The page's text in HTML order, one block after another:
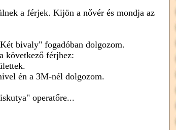
a férjek. Kijön a nővér és mondja az
bivaly" fogadóban dolgozom.
következő férjhez:
én a 3M-nél dolgozom.
operatőre...